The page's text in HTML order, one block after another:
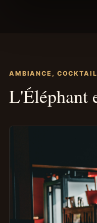
AMBIANCE,
L'Éléphant